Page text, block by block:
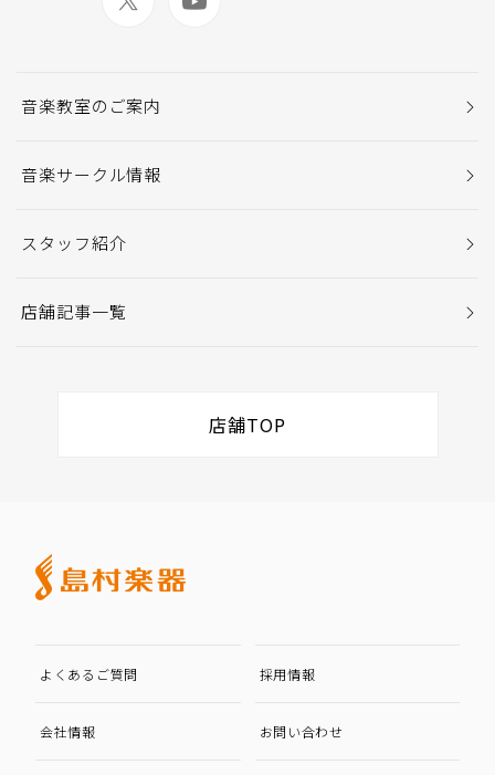
音楽教室のご案内
音楽サークル情報
スタッフ紹介
店舗記事一覧
店舗TOP
よくあるご質問 採用情報
会社情報 お問い合わせ